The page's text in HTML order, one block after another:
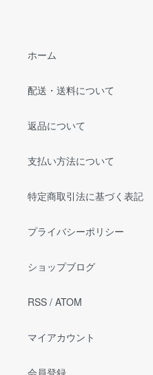
ホーム
配送・送料について
返品について
支払い方法について
特定商取引法に基づく表記
プライバシーポリシー
ショップブログ
RSS / ATOM
マイアカウント